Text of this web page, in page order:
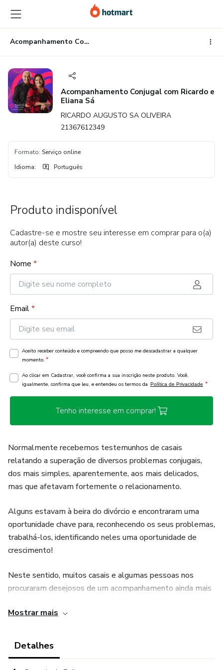
para
o
conteúdo
principal
para
o
pagamento
para
o
rodapé
Acompanhamento Conjugal com Ricardo e Eliana Sá
Acompanhamento Conjugal com Ricardo e
Eliana Sá
RICARDO AUGUSTO SA OLIVEIRA
21367612349
Formato: Serviço online
Idioma: Português
Produto indisponível
Cadastre-se e mostre seu interesse em comprar para o(a)
autor(a) deste curso!
Nome *
Email*
Aceito receber conteúdo e compreendo que posso me descadastrar a qualquer
momento. *
Ao clicar em Cadastrar, você confirma a sua inscrição neste produto. Você,
igualmente, confirma que leu, e entendeu os termos da Política de Privacidade *
Tenho interesse em comprar!
Normalmente recebemos testemunhos de casais
relatando a superação de diversos problemas conjugais,
dos mais simples, aparentemente, aos mais delicados,
mas que afetavam fortemente o relacionamento.
Alguns estavam à beira do divórcio e encontraram uma
oportunidade chave para, reconhecendo os seus problemas,
trabalhá-los, identificando neles uma oportunidade de
crescimento!
Neste sentido, muitos casais e algumas pessoas nos
procuraram desejosos de um acompanhamento ainda mais
situações requerem a proximidade de outro casal ou
ponto em que caminhar sozinhos se torna realmente muito
Mostrar mais
Detalhes